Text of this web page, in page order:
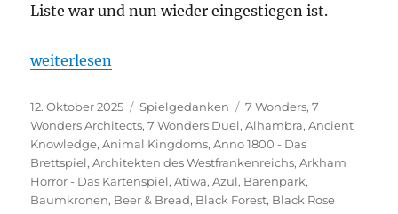
Liste war und nun wieder eingestiegen ist.
„Spieltrolls Top 100 – Edition 2025“
weiterlesen
Veröffentlicht
am
12. Oktober 2025 Kategorien
Spielgedanken Schlagwörter
7 Wonders,7
Wonders Architects,7 Wonders Duel,Alhambra,Ancient
Knowledge,Animal Kingdoms,Anno 1800 - Das
Brettspiel,Architekten des Westfrankenreichs,Arkham
Horror - Das Kartenspiel,Atiwa,Azul, Bärenpark,
Baumkronen, Beer & Bread, Black Forest, Black Rose